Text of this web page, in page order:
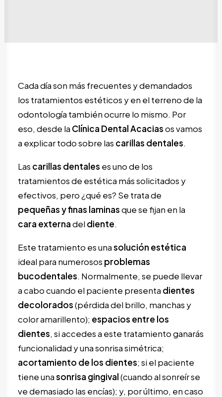
Cada día son más frecuentes y demandados
los tratamientos estéticos y en el terreno de la
odontología también ocurre lo mismo. Por
eso, desde la Clínica Dental Acaciasos vamos
a explicar todo sobre las carillas dentales.
Las carillas dentales es uno de los
tratamientos de estética más solicitados y
efectivos, pero ¿qué es? Se trata de
pequeñas y finas laminasque se fijan en la
cara externadeldiente.
Este tratamiento es unasolución estética
ideal para numerosos problemas
bucodentales. Normalmente, se puede llevar
a cabo cuando el paciente presenta dientes
decolorados(pérdida del brillo, manchas y
color amarillento); espacios entre los
dientes, si accedes a este tratamiento ganarás
funcionalidad y una sonrisa simétrica;
acortamiento de los dientes; si el paciente
tiene unasonrisa gingival(cuando al sonreír se
ve demasiado las encías); y, por último, en caso